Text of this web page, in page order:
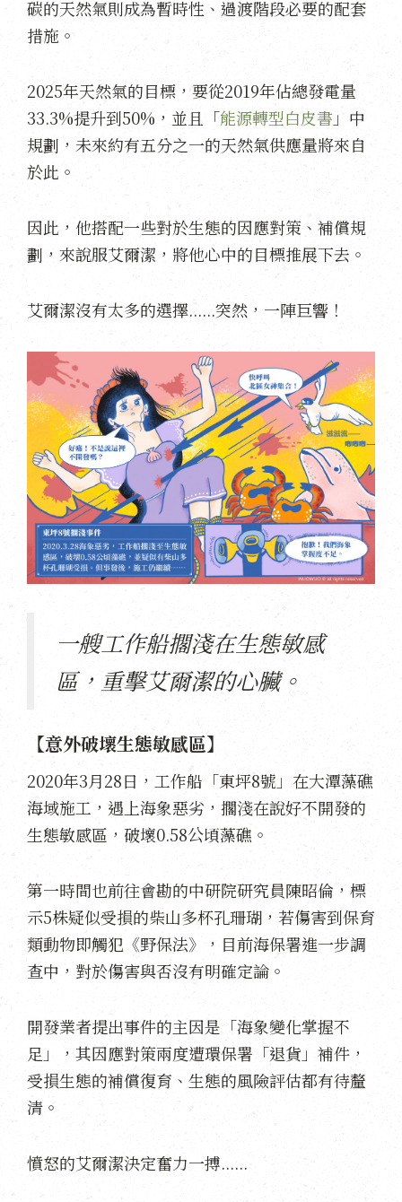
碳的天然氣則成為暫時性、過渡階段必要的配套
措施。
2025年天然氣的目標，要從2019年佔總發電量
33.3%提升到50%，並且「能源轉型白皮書」中
規劃，未來約有五分之一的天然氣供應量將來自
於此。
因此，他搭配一些對於生態的因應對策、補償規
劃，來說服艾爾潔，將他心中的目標推展下去。
艾爾潔沒有太多的選擇......突然，一陣巨響！
一艘工作船擱淺在生態敏感
區，重擊艾爾潔的心臟。
【意外破壞生態敏感區】
2020年3月28日，工作船「東坪8號」在大潭藻礁
海域施工，遇上海象惡劣，擱淺在說好不開發的
生態敏感區，破壞0.58公頃藻礁。
第一時間也前往會勘的中研院研究員陳昭倫，標
示5株疑似受損的柴山多杯孔珊瑚，若傷害到保育
類動物即觸犯《野保法》，目前海保署進一步調
查中，對於傷害與否沒有明確定論。
開發業者提出事件的主因是「海象變化掌握不
足」，其因應對策兩度遭環保署「退貨」補件，
受損生態的補償復育、生態的風險評估都有待釐
清。
憤怒的艾爾潔決定奮力一搏......